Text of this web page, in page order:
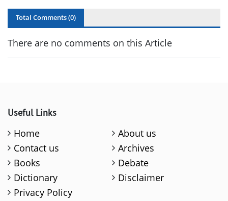
Total Comments (0)
There are no comments on this Article
Useful Links
Home
About us
Contact us
Archives
Books
Debate
Dictionary
Disclaimer
Privacy Policy